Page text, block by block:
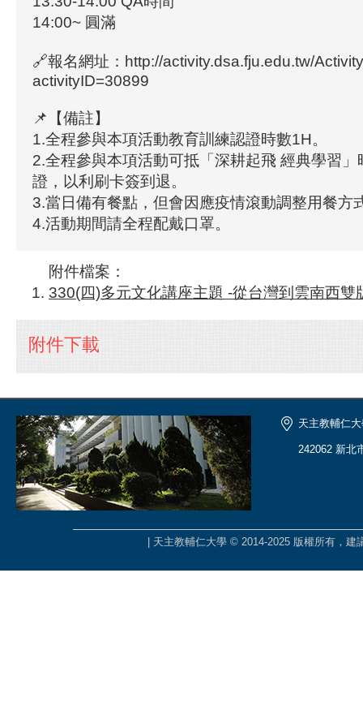
14:00~ 圓滿
🔗報名網址：http://activity.dsa.fju.edu.tw/
activityID=30899
📌【備註】
1.全程參與本項活動教育訓練認證時數1H。
2.全程參與本項活動可抵「深耕起飛 經典學習
證，以利刷卡簽到退。
3.當日備有餐點，但會因應疫情滾動調整用餐方
4.活動期間請全程配戴口罩。
附件檔案：
330(四)多元文化講座主題 -從台灣到雲南西雙
附件下載
天主教輔仁
242062 新北
| 天主教輔仁大學 © 2014-2025 版權所有，